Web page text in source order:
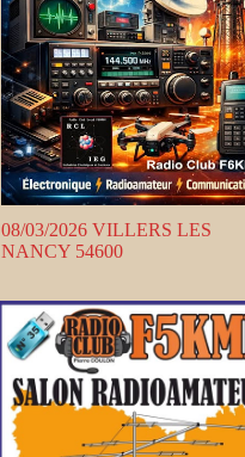
08/03/2026 VILLERS LES
NANCY 54600